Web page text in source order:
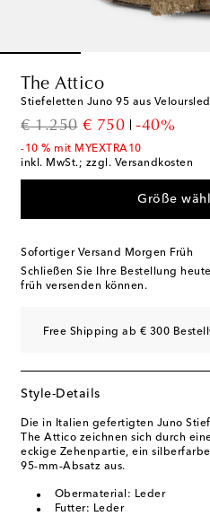
The Attico
Stiefeletten Juno 95 aus
€ 1.250
original price
€ 750
discount price
-40%
-10 % mit MYEXTRA10
inkl. MwSt.; zzgl. Versandkosten
Größe
Sofortiger Versand Morgen Früh
Schließen Sie Ihre Bestellung
früh versenden können.
Free Shipping ab € 300
Style-Details
Die in Italien gefertigten Juno
The Attico zeichnen sich durch
eckige Zehenpartie, ein
95-mm-Absatz aus.
Obermaterial: Leder
Futter: Leder